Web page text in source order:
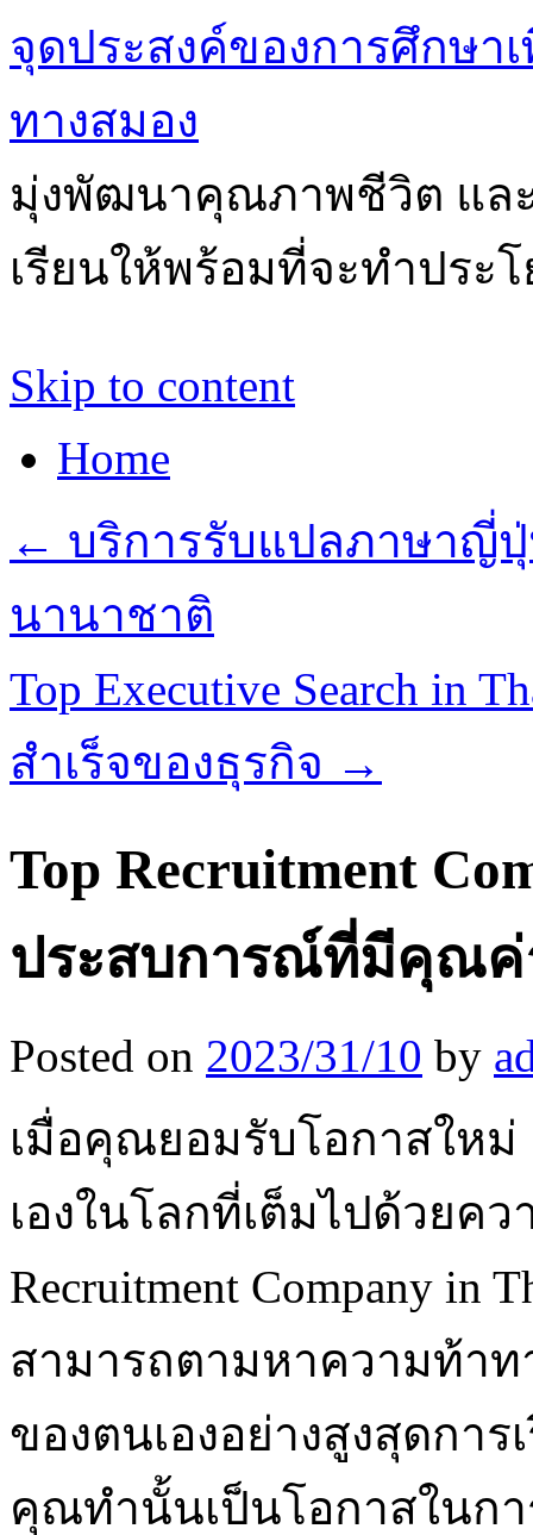
จุดประสงค์ของการศึกษา
ทางสมอง
มุ่งพัฒนาคุณภาพชีวิต แล
เรียนให้พร้อมที่จะทำประ
Skip to content
Home
← บริการรับแปลภาษาญี่
นานาชาติ
Top Executive Search in
สําเร็จของธุรกิจ →
Top Recruitment
ประสบการณ์ที่มีคุณค่
Posted on 2023/31/10 by
เมื่อคุณยอมรับโอกาสใหม่
เองในโลกที่เต็มไปด้วยค
Recruitment Company
สามารถตามหาความท้า
ของตนเองอย่างสูงสุดกา
คุณทำนั้นเป็นโอกาสในกา